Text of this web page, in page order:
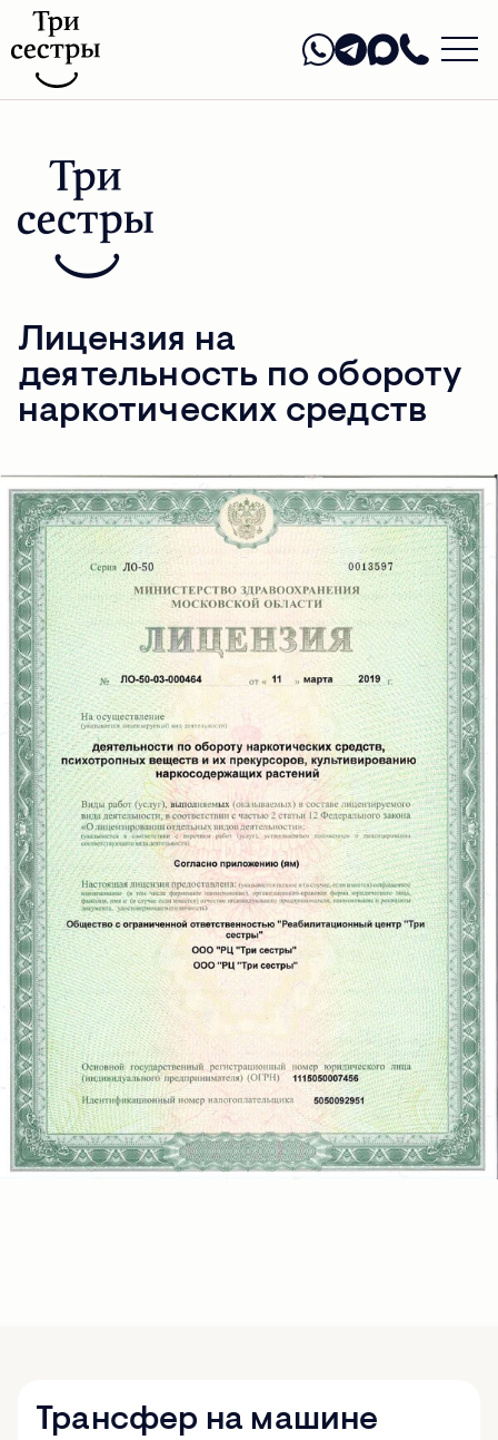
Лицензия на
деятельность по обороту
наркотических средств
Трансфер на машине